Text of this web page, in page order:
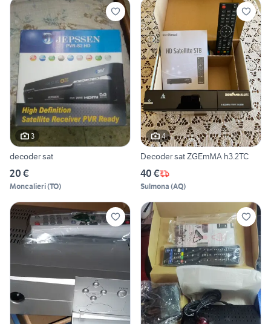
3
decoder sat
20 €
Moncalieri(TO)
4
Decoder sat ZGEmMA h3.2TC
40 €
Sulmona (AQ)